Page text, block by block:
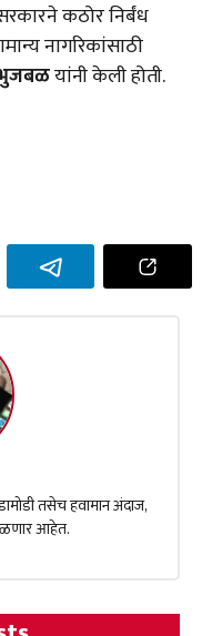
कठोर निर्बंध
नागरिकांसाठी
यांनी केली होती.
तसेच हवामान अंदाज,
आहेत.